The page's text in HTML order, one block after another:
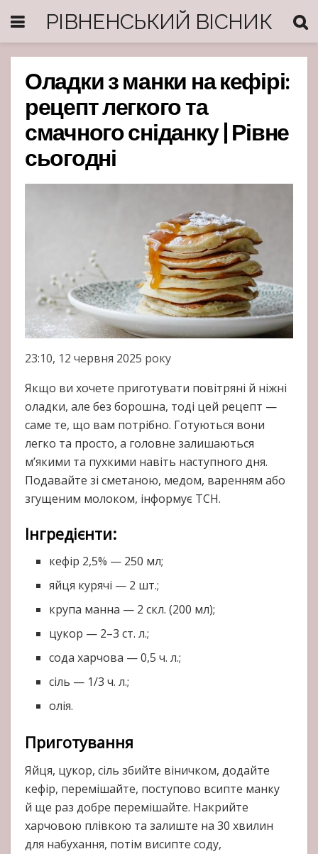
РІВНЕНСЬКИЙ ВІСНИК
Оладки з манки на кефірі:
рецепт легкого та
смачного сніданку | Рівне
сьогодні
23:10, 12 червня 2025 року
Якщо ви хочете приготувати повітряні й ніжні
оладки, але без борошна, тоді цей рецепт —
саме те, що вам потрібно. Готуються вони
легко та просто, а головне залишаються
м’якими та пухкими навіть наступного дня.
Подавайте зі сметаною, медом, варенням або
згущеним молоком, інформує ТСН.
Інгредієнти:
кефір 2,5% — 250 мл;
яйця курячі — 2 шт.;
крупа манна — 2 скл. (200 мл);
цукор — 2–3 ст. л.;
сода харчова — 0,5 ч. л.;
сіль — 1/3 ч. л.;
олія.
Приготування
Яйця, цукор, сіль збийте віничком, додайте
кефір, перемішайте, поступово всипте манку
й ще раз добре перемішайте. Накрийте
харчовою плівкою та залиште на 30 хвилин
для набухання, потім висипте соду,